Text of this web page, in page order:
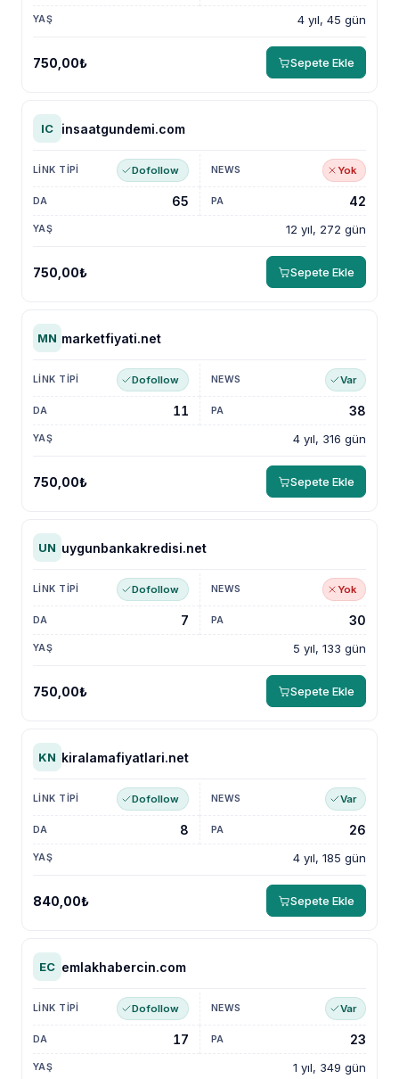
4 yıl, 45 gün
750,00₺ Sepete Ekle
IC insaatgundemi.com
Dofollow Yok
12 yıl, 272 gün
65 42
750,00₺ Sepete Ekle
MN marketfiyati.net
Dofollow Var
4 yıl, 316 gün
11 38
750,00₺ Sepete Ekle
UN uygunbankakredisi.net
Dofollow Yok
5 yıl, 133 gün
7 30
750,00₺ Sepete Ekle
KN kiralamafiyatlari.net
Dofollow Var
4 yıl, 185 gün
8 26
840,00₺ Sepete Ekle
EC emlakhabercin.com
Dofollow Var
1 yıl, 349 gün
17 23